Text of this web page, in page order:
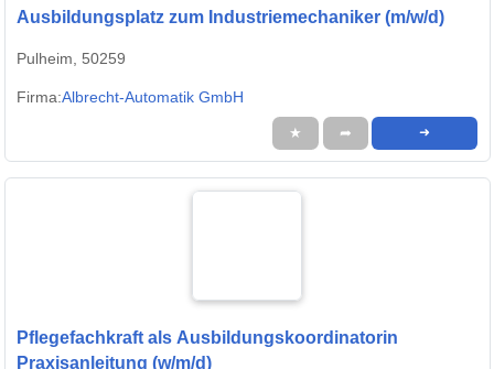
Ausbildungsplatz zum Industriemechaniker (m/w/d)
Pulheim, 50259
Firma:Albrecht-Automatik GmbH
★ ➦ ➜
Pflegefachkraft als Ausbildungskoordinatorin
Praxisanleitung (w/m/d)